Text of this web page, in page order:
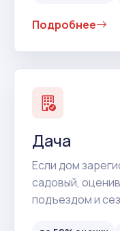
Подробнее
Дача
Если дом
садовый,
подъездом и